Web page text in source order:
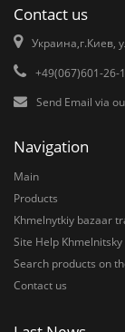
Contact us
Украина,г.Киев,
+49(067)601-26-
Send Email via
Navigation
Main
Products
Khmelnytkiy bazaar
Site Help
Search products on
Contact us